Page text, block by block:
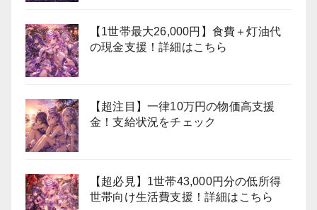
【1世帯最大26,000円】食費＋灯油代
の現金支援！詳細はこちら
【超注目】一律10万円の物価高支援
金！支給状況をチェック
【超必見】1世帯43,000円分の低所得
世帯向け生活費支援！詳細はこちら